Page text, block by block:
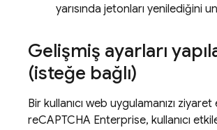
yarısında jetonları yenilediğini
Gelişmiş ayarları
(isteğe bağlı)
Bir kullanıcı web uygulamanızı
reCAPTCHA Enterprise, kullanıcı